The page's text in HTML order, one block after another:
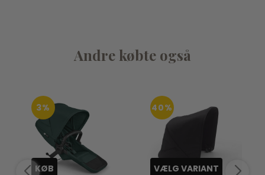
Andre købte også
3%
KØB
40%
VÆLG VARIANT